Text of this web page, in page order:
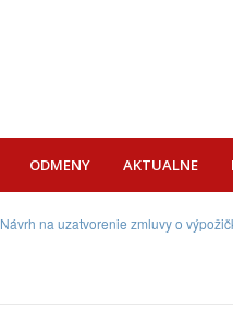
ODMENY AKTUALNE
Návrh na uzatvorenie zmluvy o